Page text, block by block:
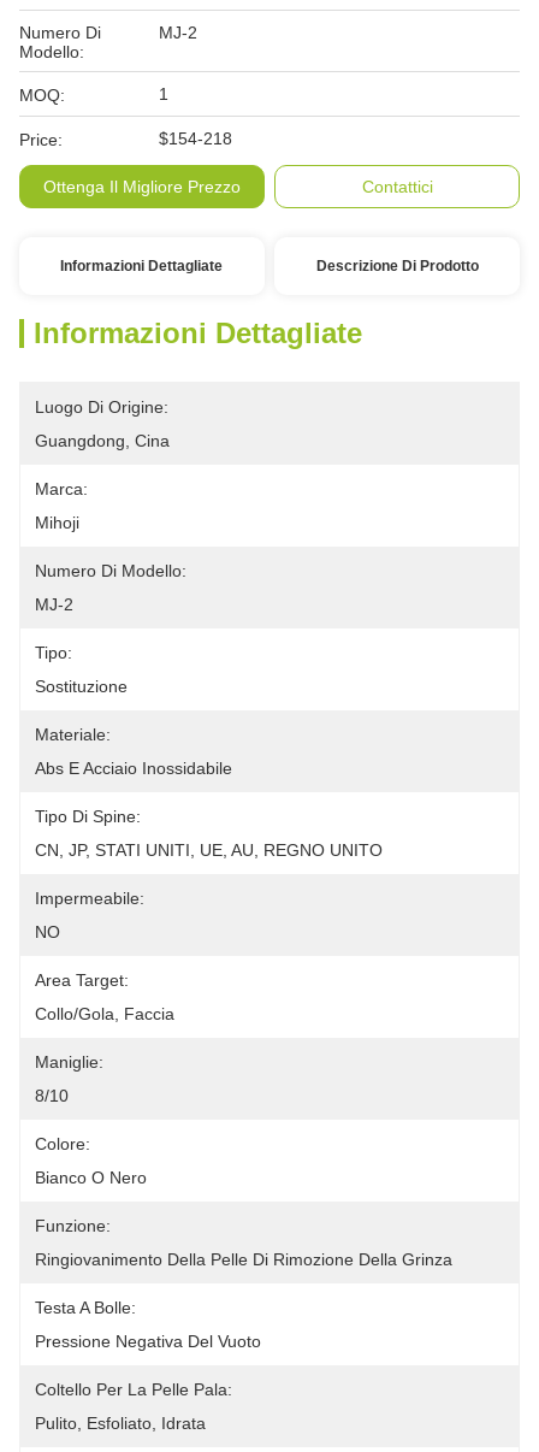
Numero Di
Modello:
MJ-2
MOQ: 1
Price: $154-218
Ottenga Il Migliore Prezzo Contattici
Informazioni Dettagliate Descrizione Di Prodotto
Informazioni Dettagliate
Luogo Di Origine:
Guangdong, Cina
Marca:
Mihoji
Numero Di Modello:
MJ-2
Tipo:
Sostituzione
Materiale:
Abs E Acciaio Inossidabile
Tipo Di Spine:
CN, JP, STATI UNITI, UE, AU, REGNO UNITO
Impermeabile:
NO
Area Target:
Collo/Gola, Faccia
Maniglie:
8/10
Colore:
Bianco O Nero
Funzione:
Ringiovanimento Della Pelle Di Rimozione Della Grinza
Testa A Bolle:
Pressione Negativa Del Vuoto
Coltello Per La Pelle Pala:
Pulito, Esfoliato, Idrata